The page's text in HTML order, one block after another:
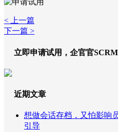
< 上一篇
下一篇 >
立即申请试用，企官官SCRM
近期文章
想做会话存档，又怕影响
引导